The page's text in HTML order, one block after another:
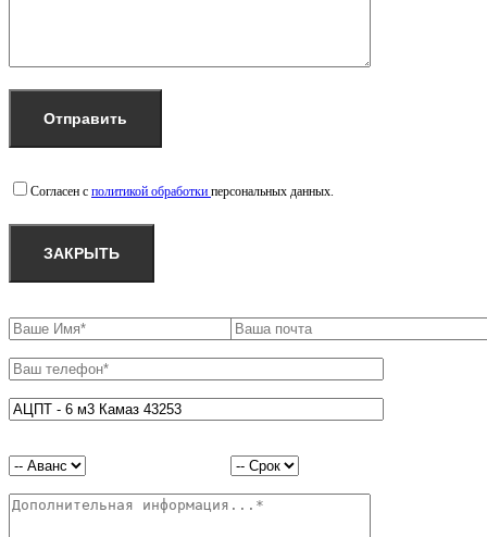
Согласен с политикой обработки персональных данных.
ЗАКРЫТЬ